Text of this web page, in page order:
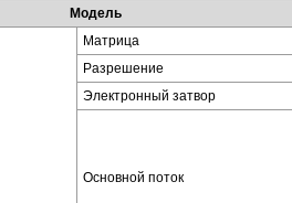
Модель
Матрица
Разрешение
Электронный затвор
Основной поток